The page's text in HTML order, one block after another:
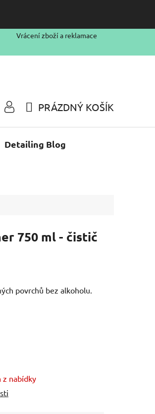
Vrácení zboží a reklamace
KOŠÍK
PRÁZDNÝ KOŠÍK
Detailing Blog
750 ml - čistič
povrchů bez alkoholu.
z nabídky